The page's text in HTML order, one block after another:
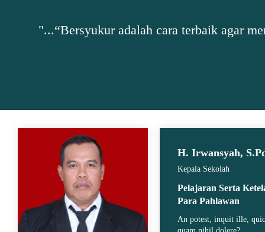
"...“Bersyukur adalah cara terbaik agar
H. Irwansyah,
Kepala Sekolah
Pelajaran Serta
Para Pahlawan
An potest, inquit ille,